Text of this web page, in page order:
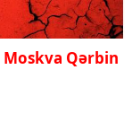
Moskva Qərbin